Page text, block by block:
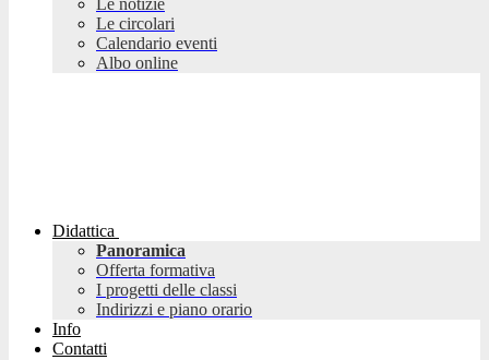
Le notizie
Le circolari
Calendario eventi
Albo online
Didattica
Panoramica
Offerta formativa
I progetti delle classi
Indirizzi e piano orario
Info
Contatti